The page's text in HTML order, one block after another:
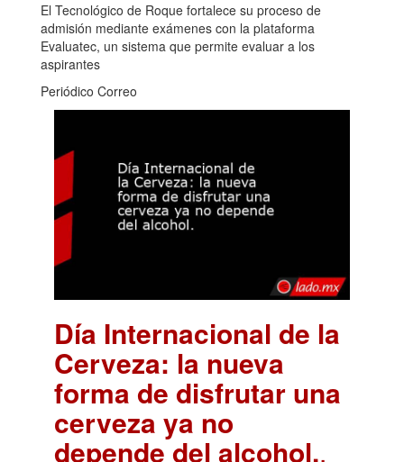
El Tecnológico de Roque fortalece su proceso de
admisión mediante exámenes con la plataforma
Evaluatec, un sistema que permite evaluar a los
aspirantes
Periódico Correo
Día Internacional de la
Cerveza: la nueva
forma de disfrutar una
cerveza ya no
depende del alcohol..